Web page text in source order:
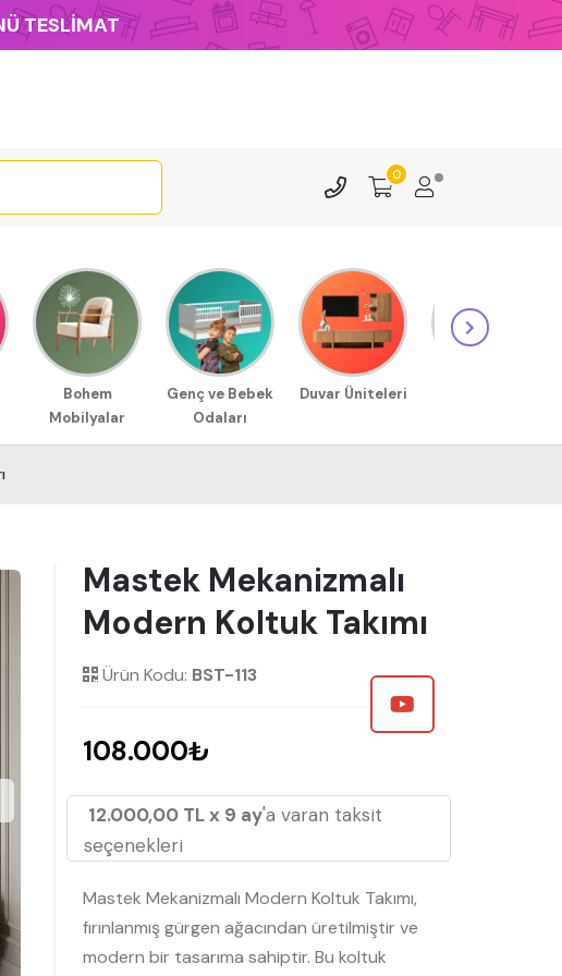
TESLİMAT
0
Bohem
Mobilyalar
Genç ve Bebek
Odaları
Duvar Üniteleri
Mastek Mekanizmalı
Modern Koltuk Takımı
Ürün Kodu: BST-113
108.000₺
12.000,00 TL x 9 ay'a varan taksit
seçenekleri
Mastek Mekanizmalı Modern Koltuk Takımı,
fırınlanmış gürgen ağacından üretilmiştir ve
modern bir tasarıma sahiptir. Bu koltuk